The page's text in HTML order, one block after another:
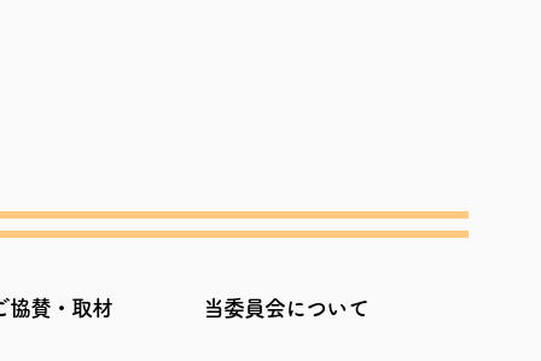
協賛・取材 当委員会について